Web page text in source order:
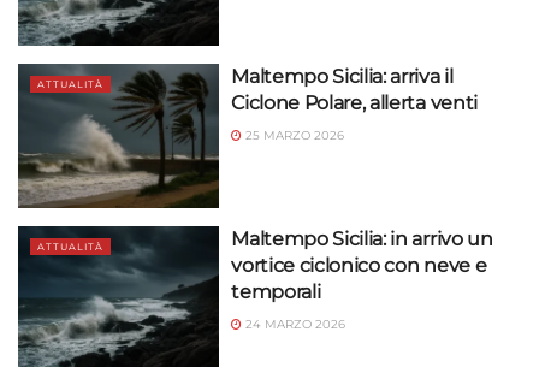
ATTUALITÀ
Maltempo Sicilia: arriva il
Ciclone Polare, allerta venti
25 MARZO 2026
ATTUALITÀ
Maltempo Sicilia: in arrivo un
vortice ciclonico con neve e
temporali
24 MARZO 2026